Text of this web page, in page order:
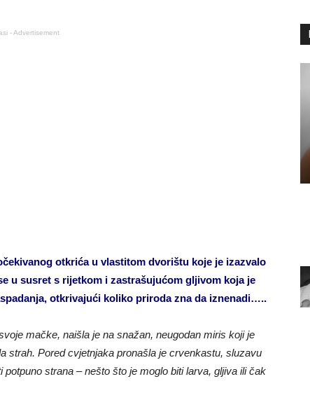
- Advertisement
otkrića u vlastitom dvorištu koje je izazvalo
u susret s rijetkom i zastrašujućom gljivom koja je
otkrivajući koliko priroda zna da iznenadi…..
mačke, naišla je na snažan, neugodan miris koji je
strah. Pored cvjetnjaka pronašla je crvenkastu, sluzavu
strana – nešto što je moglo biti larva, gljiva ili čak